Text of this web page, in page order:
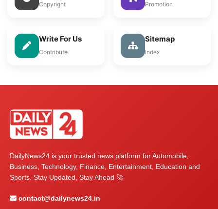
Copyright Promotion
Write For Us
Contribute
Sitemap
Index
DailyNews24 is your trusted news platform for Automobile,
Business, Technology, Finance, Entertainment, Education and
Sports. Stay Updated, Stay Ahead 🚀
contact@dailynews24.in